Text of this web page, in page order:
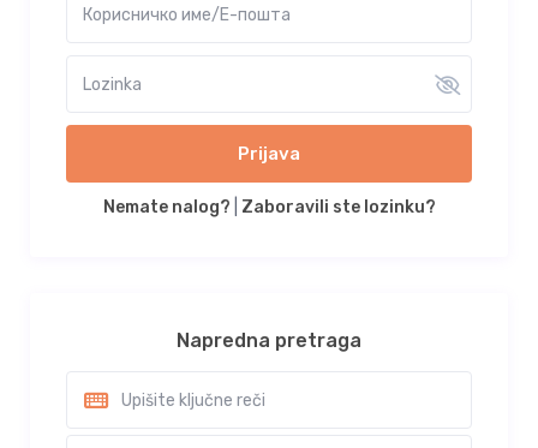
Prijava
Nemate nalog? Zaboravili ste lozinku?
Napredna pretraga